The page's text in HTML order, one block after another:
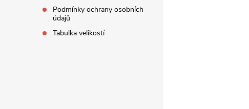
Podmínky ochrany osobních
údajů
Tabulka velikostí